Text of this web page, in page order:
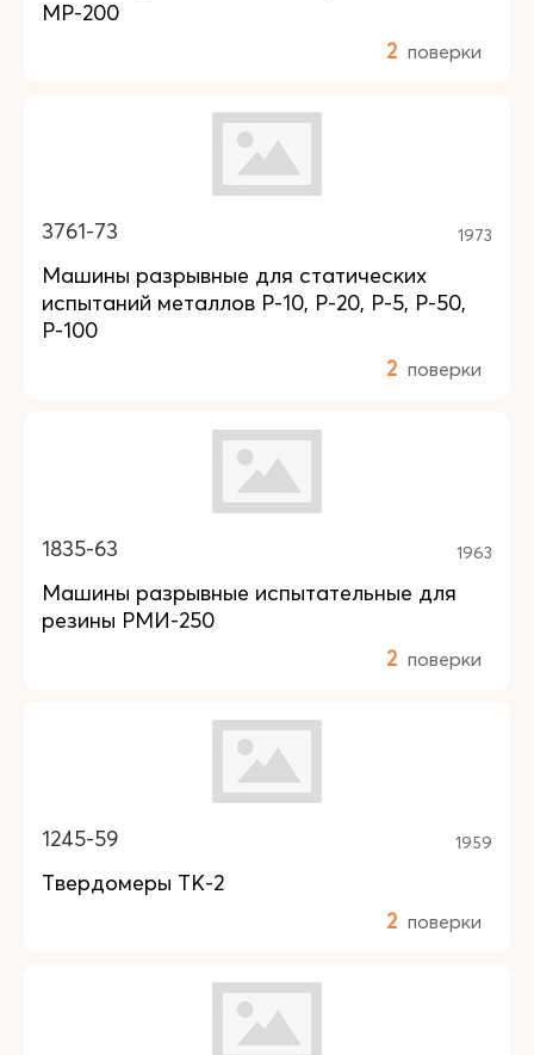
МР-200
2 поверки
3761-73 1973
Машины разрывные для статических
испытаний металлов Р-10, Р-20, Р-5, Р-50,
Р-100
2 поверки
1835-63 1963
Машины разрывные испытательные для
резины РМИ-250
2 поверки
1245-59 1959
Твердомеры ТК-2
2 поверки